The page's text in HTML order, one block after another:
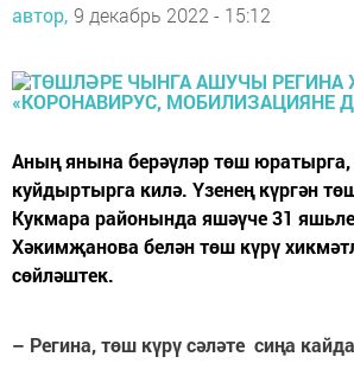
автор, 9 декабрь 2022 - 15:12
Аның янына берәүләр төш юратырга,
куйдыртырга килә. Үзенең күргән
Кукмара районында яшәүче 31
Хәкимҗанова белән төш күрү
сөйләштек.
– Регина, төш күрү сәләте сиңа